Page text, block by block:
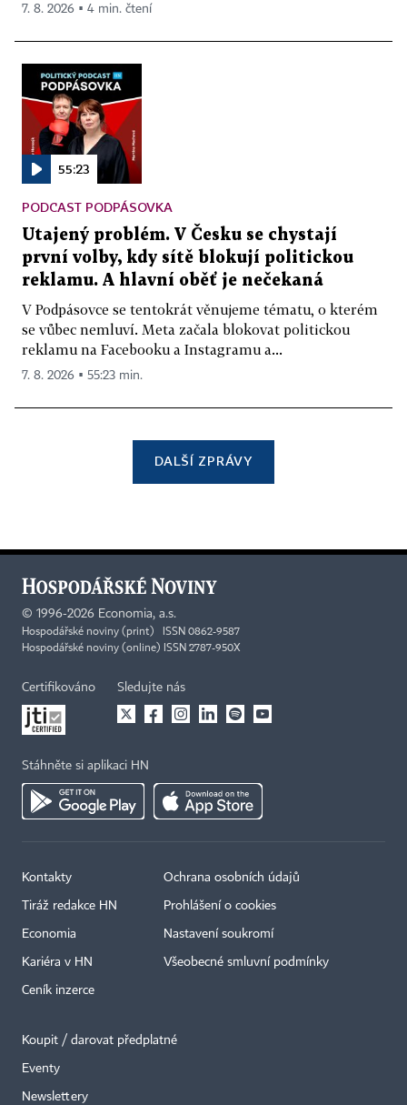
7. 8. 2026 ▪ 4 min. čtení
55:23
PODCAST PODPÁSOVKA
Utajený problém. V Česku se chystají
první volby, kdy sítě blokují politickou
reklamu. A hlavní oběť je nečekaná
V Podpásovce se tentokrát věnujeme tématu, o kterém
se vůbec nemluví. Meta začala blokovat politickou
reklamu na Facebooku a Instagramu a...
7. 8. 2026 ▪ 55:23 min.
DALŠÍ ZPRÁVY
© 1996-2026 Economia, a.s.
Hospodářské noviny (print) ISSN 0862-9587
Hospodářské noviny (online) ISSN 2787-950X
Certifikováno Sledujte nás
Stáhněte si aplikaci HN
Kontakty
Tiráž redakce HN
Economia
Kariéra v HN
Ceník inzerce
Ochrana osobních údajů
Prohlášení o cookies
Nastavení soukromí
Všeobecné smluvní podmínky
Koupit / darovat předplatné
Eventy
Newslettery